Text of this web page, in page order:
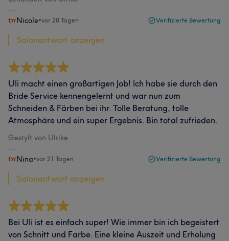
Nicole•vor 20 Tagen Verifizierte Bewertung
Salonantwort anzeigen
Uli macht einen großartigen Job! Ich habe sie durch den
Bride Service kennengelernt und war nun zum
Schneiden & Färben bei ihr. Tolle Beratung, tolle
Atmosphäre und ein super Ergebnis. Bin total zufrieden.
Gestylt von Ulrike
Nina•vor 21 Tagen Verifizierte Bewertung
Salonantwort anzeigen
Bei Uli ist es einfach super! Wie immer bin ich begeistert
von Schnitt und Farbe. Eine kleine Auszeit und Erholung